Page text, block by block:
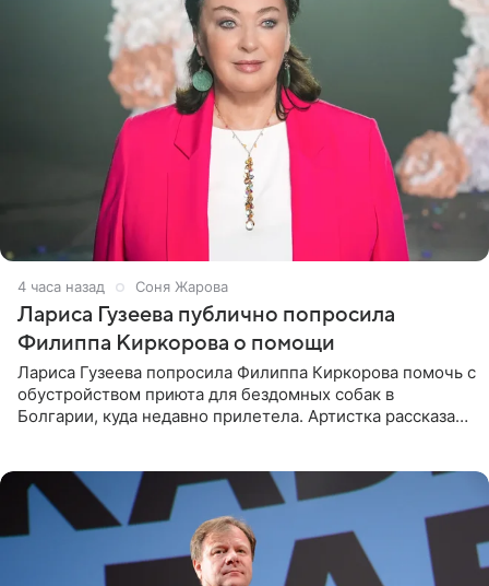
4 часа назад Соня Жарова
Лариса Гузеева публично попросила
Филиппа Киркорова о помощи
Лариса Гузеева попросила Филиппа Киркорова помочь с
обустройством приюта для бездомных собак в
Болгарии, куда недавно прилетела. Артистка рассказала